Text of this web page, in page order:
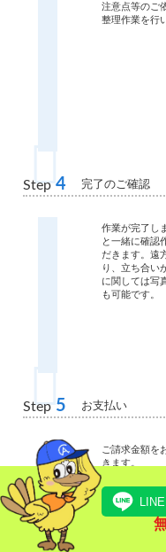
注意点等のご
整理作業を行
Step 4 完了のご確認
作業が完了し
と一緒に確認
だきます。遠
り、立ち合い
に関しては写
も可能です。
Step 5 お支払い
ご請求金額を
きます。
LINE